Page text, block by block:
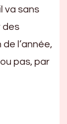
va sans
des
de l’année,
pas, par